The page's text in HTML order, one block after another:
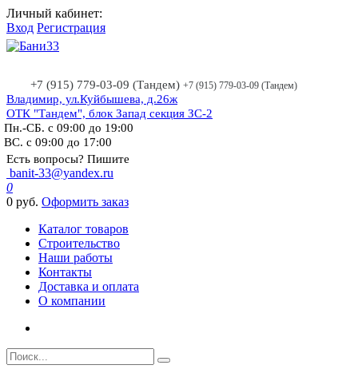
Личный кабинет:
Вход Регистрация
+7 (915) 779-03-09 (Тандем) +7 (915) 779-03-09 (Тандем)
Владимир, ул.Куйбышева, д.26ж
ОТК "Тандем", блок Запад секция ЗС-2
Пн.-СБ. с 09:00 до 19:00
ВС. с 09:00 до 17:00
Есть вопросы? Пишите
banit-33@yandex.ru
0
0 руб. Оформить заказ
Каталог товаров
Строительство
Наши работы
Контакты
Доставка и оплата
О компании